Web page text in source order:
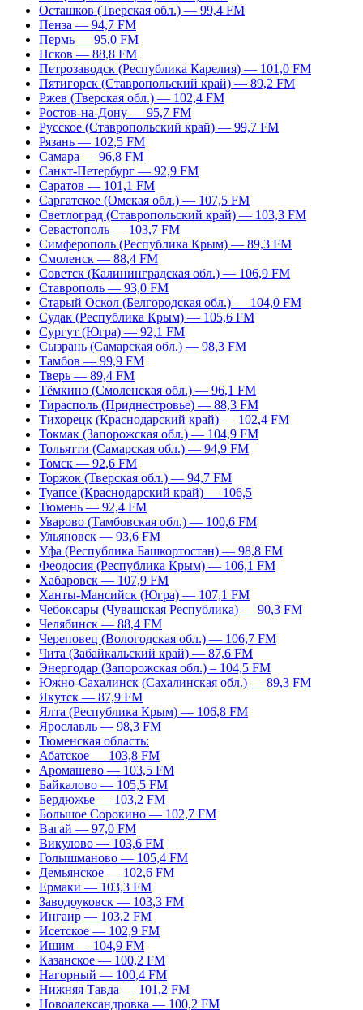
Осташков (Тверская обл.) — 99,4 FM
Пенза — 94,7 FM
Пермь — 95,0 FM
Псков — 88,8 FM
Петрозаводск (Республика Карелия) — 101,0 FM
Пятигорск (Ставропольский край) — 89,2 FM
Ржев (Тверская обл.) — 102,4 FM
Ростов-на-Дону — 95,7 FM
Русское (Ставропольский край) — 99,7 FM
Рязань — 102,5 FM
Самара — 96,8 FM
Санкт-Петербург — 92,9 FM
Саратов — 101,1 FM
Саргатское (Омская обл.) — 107,5 FM
Светлоград (Ставропольский край) — 103,3 FM
Севастополь — 103,7 FM
Симферополь (Республика Крым) — 89,3 FM
Смоленск — 88,4 FM
Советск (Калининградская обл.) — 106,9 FM
Ставрополь — 93,0 FM
Старый Оскол (Белгородская обл.) — 104,0 FM
Судак (Республика Крым) — 105,6 FM
Сургут (Югра) — 92,1 FM
Сызрань (Самарская обл.) — 98,3 FM
Тамбов — 99,9 FM
Тверь — 89,4 FM
Тёмкино (Смоленская обл.) — 96,1 FM
Тирасполь (Приднестровье) — 88,3 FM
Тихорецк (Краснодарский край) — 102,4 FM
Токмак (Запорожская обл.) — 104,9 FM
Тольятти (Самарская обл.) — 94,9 FM
Томск — 92,6 FM
Торжок (Тверская обл.) — 94,7 FM
Туапсе (Краснодарский край) — 106,5
Тюмень — 92,4 FM
Уварово (Тамбовская обл.) — 100,6 FM
Ульяновск — 93,6 FM
Уфа (Республика Башкортостан) — 98,8 FM
Феодосия (Республика Крым) — 106,1 FM
Хабаровск — 107,9 FM
Ханты-Мансийск (Югра) — 107,1 FM
Чебоксары (Чувашская Республика) — 90,3 FM
Челябинск — 88,4 FM
Череповец (Вологодская обл.) — 106,7 FM
Чита (Забайкальский край) — 87,6 FM
Энергодар (Запорожская обл.) – 104,5 FM
Южно-Сахалинск (Сахалинская обл.) — 89,3 FM
Якутск — 87,9 FM
Ялта (Республика Крым) — 106,8 FM
Ярославль — 98,3 FM
Тюменская область:
Абатское — 103,8 FM
Аромашево — 103,5 FM
Байкалово — 105,5 FM
Бердюжье — 103,2 FM
Большое Сорокино — 102,7 FM
Вагай — 97,0 FM
Викулово — 103,6 FM
Голышманово — 105,4 FM
Демьянское — 102,6 FM
Ермаки — 103,3 FM
Заводоуковск — 103,3 FM
Ингаир — 103,2 FM
Исетское — 102,9 FM
Ишим — 104,9 FM
Казанское — 100,2 FM
Нагорный — 100,4 FM
Нижняя Тавда — 101,2 FM
Новоалександровка — 100,2 FM